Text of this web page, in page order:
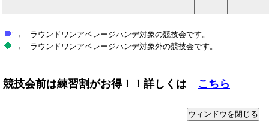
→ ラウンドワンアベレージハンデ対象の競技会です。
→ ラウンドワンアベレージハンデ対象外の競技会です。
競技会前は練習割がお得！！詳しくは こちら